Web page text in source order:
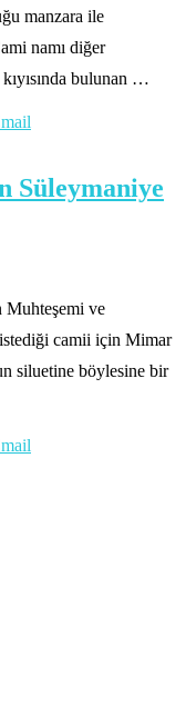
manzara ile
namı diğer
bulunan …
Süleymaniye
Muhteşemi ve
istediği camii için Mimar
siluetine böylesine bir